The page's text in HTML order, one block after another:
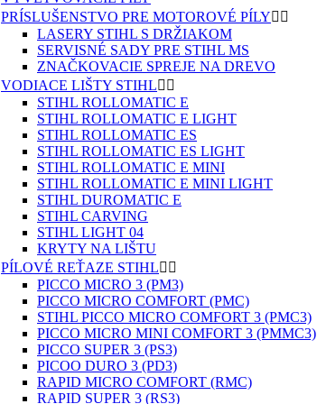
PRÍSLUŠENSTVO PRE MOTOROVÉ PÍLY 
LASERY STIHL S DRŽIAKOM
SERVISNÉ SADY PRE STIHL MS
ZNAČKOVACIE SPREJE NA DREVO
VODIACE LIŠTY STIHL 
STIHL ROLLOMATIC E
STIHL ROLLOMATIC E LIGHT
STIHL ROLLOMATIC ES
STIHL ROLLOMATIC ES LIGHT
STIHL ROLLOMATIC E MINI
STIHL ROLLOMATIC E MINI LIGHT
STIHL DUROMATIC E
STIHL CARVING
STIHL LIGHT 04
KRYTY NA LIŠTU
PÍLOVÉ REŤAZE STIHL 
PICCO MICRO 3 (PM3)
PICCO MICRO COMFORT (PMC)
STIHL PICCO MICRO COMFORT 3 (PMC3)
PICCO MICRO MINI COMFORT 3 (PMMC3)
PICCO SUPER 3 (PS3)
PICOO DURO 3 (PD3)
RAPID MICRO COMFORT (RMC)
RAPID SUPER 3 (RS3)